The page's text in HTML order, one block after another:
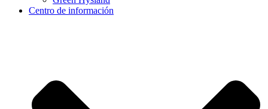
Centro de información